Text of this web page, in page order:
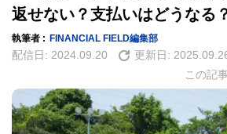
返せない？支払いはどうなる
執筆者 : FINANCIAL FIELD編集部
配信日: 2024.09.20 更新日:
この記